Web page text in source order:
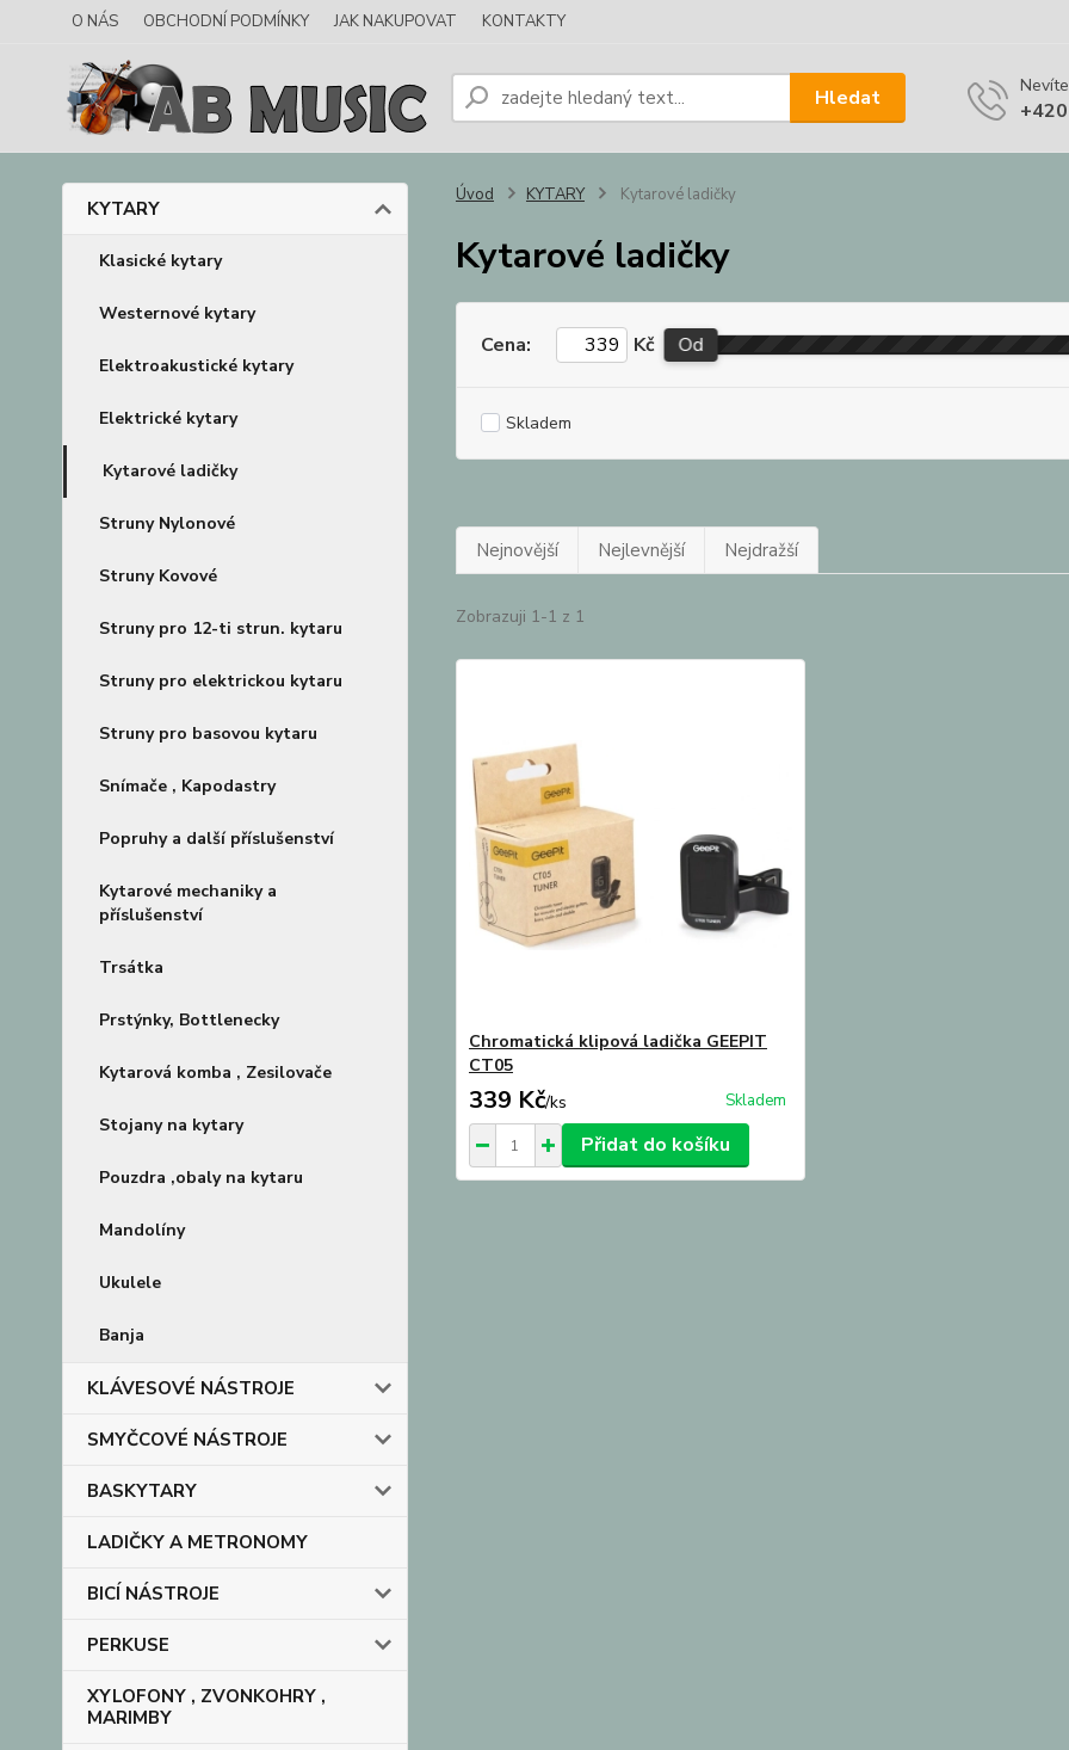
O NÁS OBCHODNÍ PODMÍNKY JAK NAKUPOVAT KONTAKTY
Hledat
KYTARY
Klasické kytary
Westernové kytary
Elektroakustické kytary
Elektrické kytary
Kytarové ladičky
Struny Nylonové
Struny Kovové
Struny pro 12-ti strun. kytaru
Struny pro elektrickou kytaru
Struny pro basovou kytaru
Snímače , Kapodastry
Popruhy a další příslušenství
Kytarové mechaniky a
příslušenství
Trsátka
Prstýnky, Bottlenecky
Kytarová komba , Zesilovače
Stojany na kytary
Pouzdra ,obaly na kytaru
Mandolíny
Ukulele
Banja
KLÁVESOVÉ NÁSTROJE
SMYČCOVÉ NÁSTROJE
BASKYTARY
LADIČKY A METRONOMY
BICÍ NÁSTROJE
PERKUSE
XYLOFONY , ZVONKOHRY ,
MARIMBY
Úvod KYTARY Kytarové ladičky
Kytarové ladičky
Cena: Kč Od
Skladem
Nejnovější Nejlevnější Nejdražší
Zobrazuji 1-1 z 1
Chromatická klipová ladička GEEPIT
CT05
339 Kč/ks Skladem
Přidat do košíku